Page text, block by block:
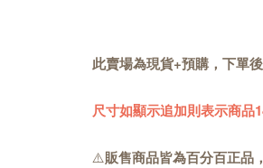
此賣場為現貨+預購，下單
尺寸如顯示追加則表示商品
⚠️販售商品皆為百分百正品